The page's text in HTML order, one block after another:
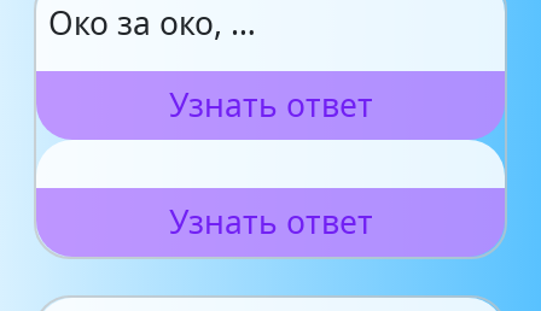
Око за око, …
Узнать ответ
Узнать ответ